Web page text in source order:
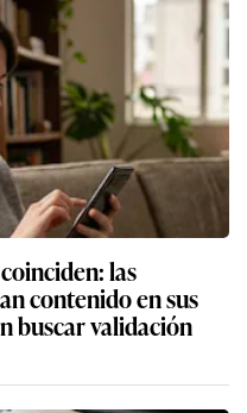
las
contenido en sus
buscar validación